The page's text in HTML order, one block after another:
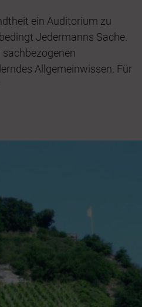
ein Auditorium zu
Jedermanns Sache.
Allgemeinwissen. Für